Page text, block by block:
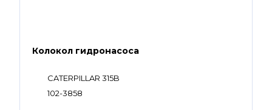
Колокол гидронасоса
CATERPILLAR 315B
102-3858